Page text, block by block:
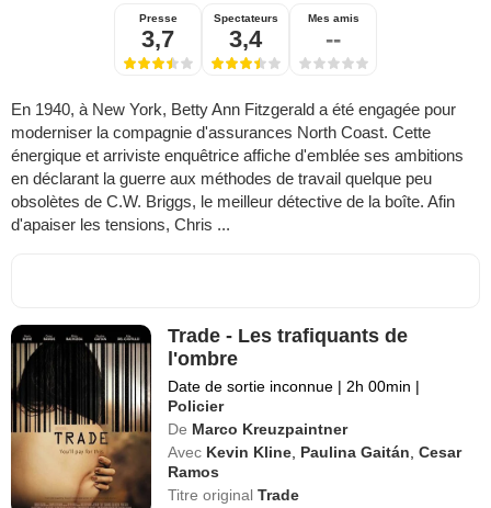
Presse
3,7
Spectateurs
3,4
Mes amis
--
En 1940, à New York, Betty Ann Fitzgerald a été engagée pour
moderniser la compagnie d'assurances North Coast. Cette
énergique et arriviste enquêtrice affiche d'emblée ses ambitions
en déclarant la guerre aux méthodes de travail quelque peu
obsolètes de C.W. Briggs, le meilleur détective de la boîte. Afin
d'apaiser les tensions, Chris ...
Trade - Les trafiquants de
l'ombre
Date de sortie inconnue | 2h 00min |
Policier
De Marco Kreuzpaintner
Avec Kevin Kline, Paulina Gaitán,Cesar
Ramos
Titre originalTrade